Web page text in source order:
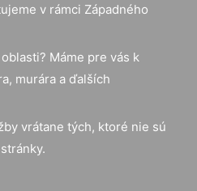
v rámci Západného
Máme pre vás k
murára a ďalších
vrátane tých, ktoré nie sú